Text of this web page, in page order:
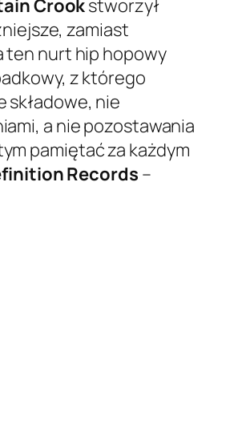
Crookstworzył
zamiast
ten nurt hip hopowy
z którego
nie
a nie pozostawania
pamiętać za każdym
Records–